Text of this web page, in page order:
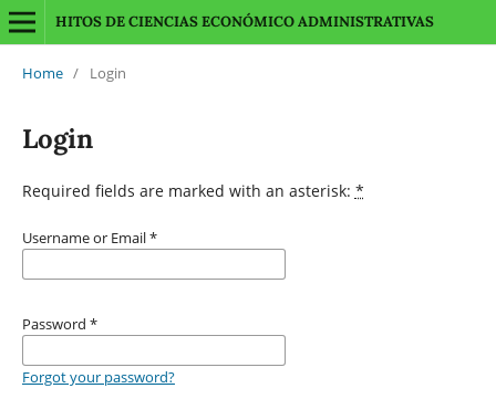
HITOS DE CIENCIAS ECONÓMICO ADMINISTRATIVAS
Home / Login
Login
Required fields are marked with an asterisk: *
Username or Email*
Password *
Forgot your password?